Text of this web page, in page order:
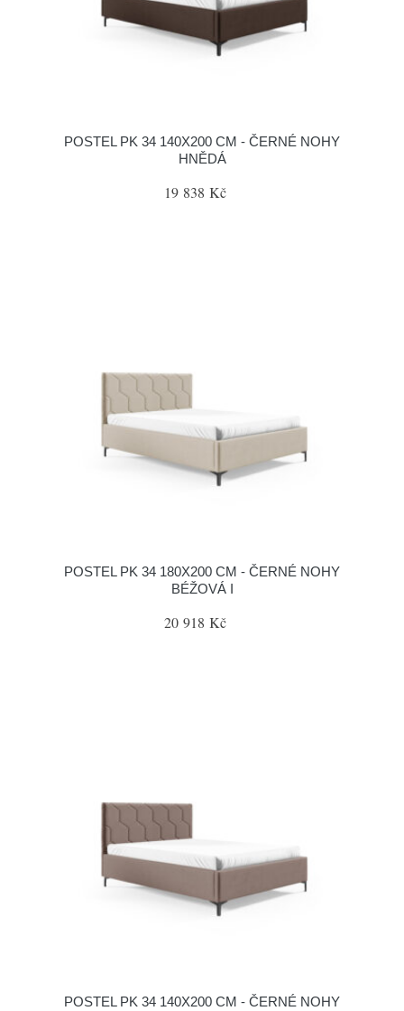
POSTEL PK 34 140X200 CM - ČERNÉ NOHY
HNĚDÁ
19 838 Kč
POSTEL PK 34 180X200 CM - ČERNÉ NOHY
BÉŽOVÁ I
20 918 Kč
POSTEL PK 34 140X200 CM - ČERNÉ NOHY